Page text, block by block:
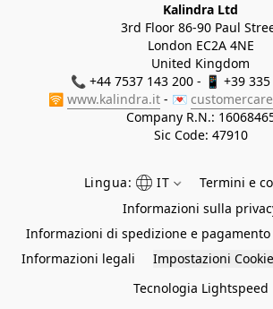
Kalindra Ltd
3rd Floor 86-90 Paul
London EC2A 4NE
United Kingdom
📞 +44 7537 143 200 - 📱 +39
🛜 www.kalindra.it - 💌
Company R.N.:
Sic Code: 47910
Lingua: IT
Termini e
Informazioni sulla
Informazioni di spedizione e pagamento
Informazioni legali
Impostazioni Cookie
Tecnologia Lightspeed